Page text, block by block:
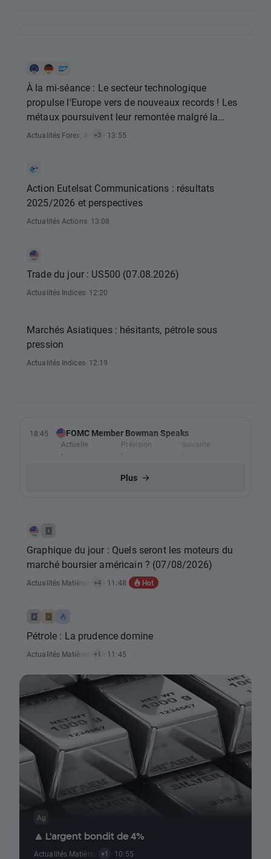
À la mi-séance : Le secteur technologique
propulse l'Europe vers de nouveaux records ! Les
métaux poursuivent leur remontée malgré la
stagnation du dollar américain (07.08.2026)
Actualités Forex Actualités Matières Premières
+3 · 13:55
Action Eutelsat Communications : résultats
2025/2026 et perspectives
Actualités Actions· 13:08
Trade du jour : US500 (07.08.2026)
Actualités Indices· 12:20
Marchés Asiatiques : hésitants, pétrole sous
pression
Actualités Indices· 12:19
18:45 FOMC Member Bowman Speaks
Actuelle
-
Prévision
-
Suivante
-
Plus
Graphique du jour : Quels seront les moteurs du
marché boursier américain ? (07/08/2026)
Actualités Matières Premières, Actualités Indices
+4 · 11:48 Hot
Pétrole : La prudence domine
Actualités Matières Premières
+1 · 11:45
🔼 L'argent bondit de 4%
Actualités Matières Premières
+1 · 10:55